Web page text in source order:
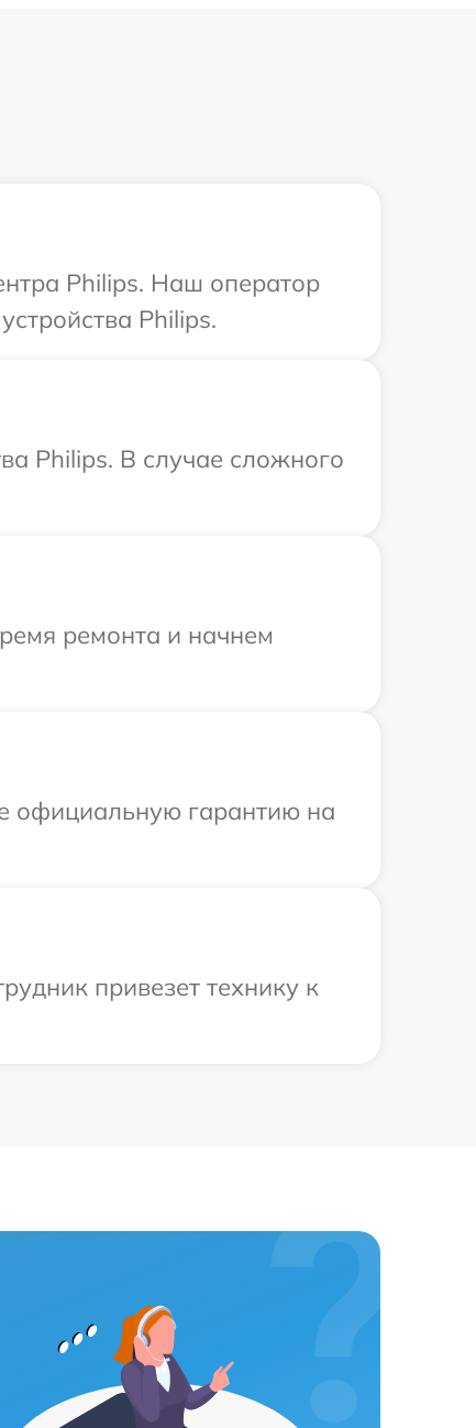
Philips. Наш оператор
Philips.
Philips. В случае сложного
ремонта и начнем
официальную гарантию на
привезет технику к